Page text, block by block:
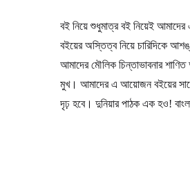
বই নিয়ে শুধুমাত্র বই নিয়েই
বইয়ের অস্তিত্ব নিয়ে চারিদিকে
আমাদের মৌলিক চিন্তাভাবনার
মুখ। আমাদের এ আয়োজন বইয়ের
দৃঢ় হবে। দুনিয়ার পাঠক এক হও!